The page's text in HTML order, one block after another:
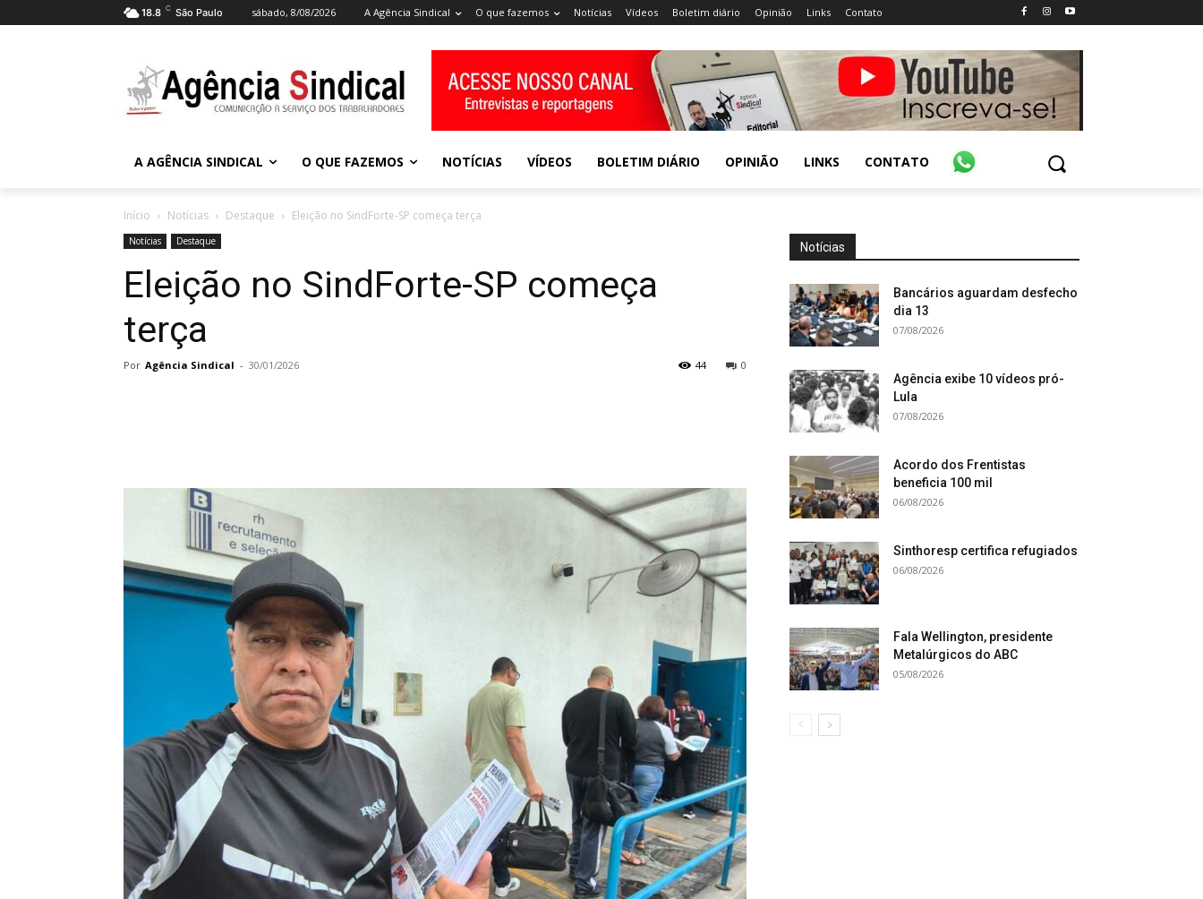
18.8 C São Paulo sábado, 8/08/2026 A Agência Sindical O que fazemos Notícias Vídeos Boletim diário Opinião Links Contato
A AGÊNCIA SINDICAL O QUE FAZEMOS NOTÍCIAS VÍDEOS BOLETIM DIÁRIO OPINIÃO LINKS CONTATO
Início Notícias Destaque Eleição no SindForte-SP começa terça
Notícias Destaque
Eleição no SindForte-SP começa
terça
Por Agência Sindical - 30/01/2026 0
44
Notícias
Bancários aguardam desfecho
dia 13
07/08/2026
Agência exibe 10 vídeos pró-
Lula
07/08/2026
Acordo dos Frentistas
beneficia 100 mil
06/08/2026
Sinthoresp certifica refugiados
06/08/2026
Fala Wellington, presidente
Metalúrgicos do ABC
05/08/2026